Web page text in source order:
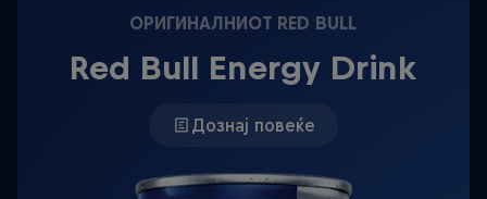
ОРИГИНАЛНИОТ RED BULL
Red Bull Energy Drink
Дознај повеќе